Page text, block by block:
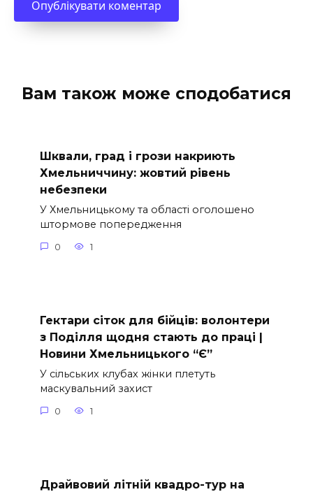
Вам також може сподобатися
Шквали, град і грози накриють
Хмельниччину: жовтий рівень
небезпеки
У Хмельницькому та області оголошено
штормове попередження
0 1
Гектари сіток для бійців: волонтери
з Поділля щодня стають до праці |
Новини Хмельницького “Є”
У сільських клубах жінки плетуть
маскувальний захист
0 1
Драйвовий літній квадро-тур на